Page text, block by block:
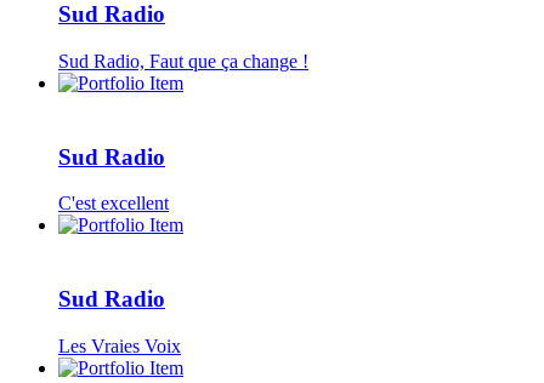
Sud Radio
Sud Radio, Faut que ça change !
Sud Radio
C'est excellent
Sud Radio
Les Vraies Voix